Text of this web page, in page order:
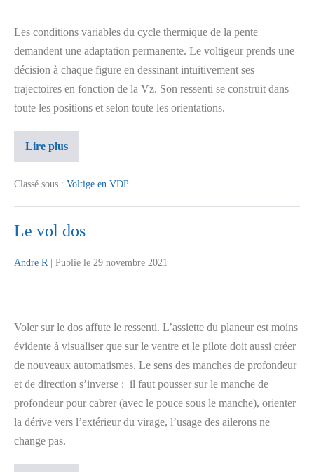
Les conditions variables du cycle thermique de la pente
demandent une adaptation permanente. Le voltigeur prends une
décision à chaque figure en dessinant intuitivement ses
trajectoires en fonction de la Vz. Son ressenti se construit dans
toute les positions et selon toute les orientations.
Lire plus
Classé sous : Voltige en VDP
Le vol dos
Andre R Publié le 29 novembre 2021
Voler sur le dos affute le ressenti. L’assiette du planeur est moins
évidente à visualiser que sur le ventre et le pilote doit aussi créer
de nouveaux automatismes. Le sens des manches de profondeur
et de direction s’inverse : il faut pousser sur le manche de
profondeur pour cabrer (avec le pouce sous le manche), orienter
la dérive vers l’extérieur du virage, l’usage des ailerons ne
change pas.